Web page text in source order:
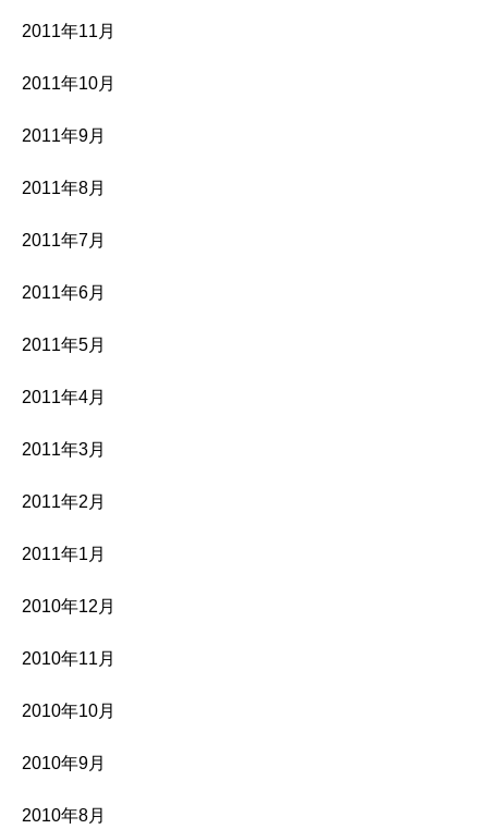
2011年11月
2011年10月
2011年9月
2011年8月
2011年7月
2011年6月
2011年5月
2011年4月
2011年3月
2011年2月
2011年1月
2010年12月
2010年11月
2010年10月
2010年9月
2010年8月